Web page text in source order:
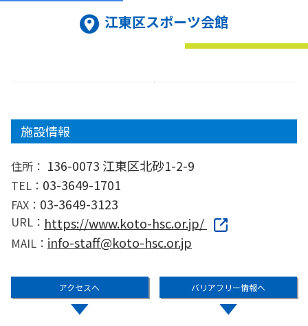
江東区スポーツ会館
施設情報
住所： 136-0073 江東区北砂1-2-9
TEL： 03-3649-1701
FAX： 03-3649-3123
URL： https://www.koto-hsc.or.jp/
MAIL： info-staff@koto-hsc.or.jp
アクセスへ バリアフリー情報へ